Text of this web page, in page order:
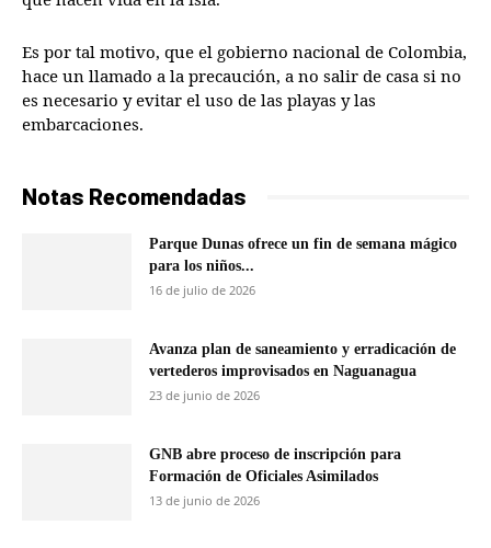
Es por tal motivo, que el gobierno nacional de Colombia,
hace un llamado a la precaución, a no salir de casa si no
es necesario y evitar el uso de las playas y las
embarcaciones.
Notas Recomendadas
Parque Dunas ofrece un fin de semana mágico
para los niños...
16 de julio de 2026
Avanza plan de saneamiento y erradicación de
vertederos improvisados en Naguanagua
23 de junio de 2026
GNB abre proceso de inscripción para
Formación de Oficiales Asimilados
13 de junio de 2026